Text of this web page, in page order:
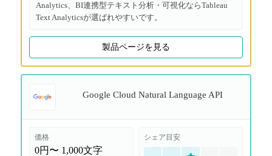
Analytics、BI連携型テキスト分析・可視化ならTableau
Text Analyticsが選ばれやすいです。
製品ページを見る
Google Cloud Natural Language API
価格
0円〜 1,000文字
シェア目安